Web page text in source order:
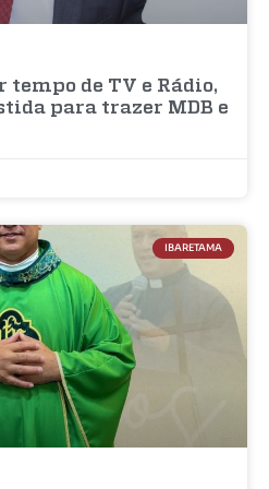
tempo de TV e Rádio,
para trazer MDB e
IBARETAMA